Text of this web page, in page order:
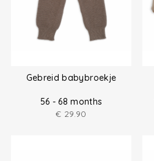
Gebreid babybroekje
56 - 68 months
€ 29.90